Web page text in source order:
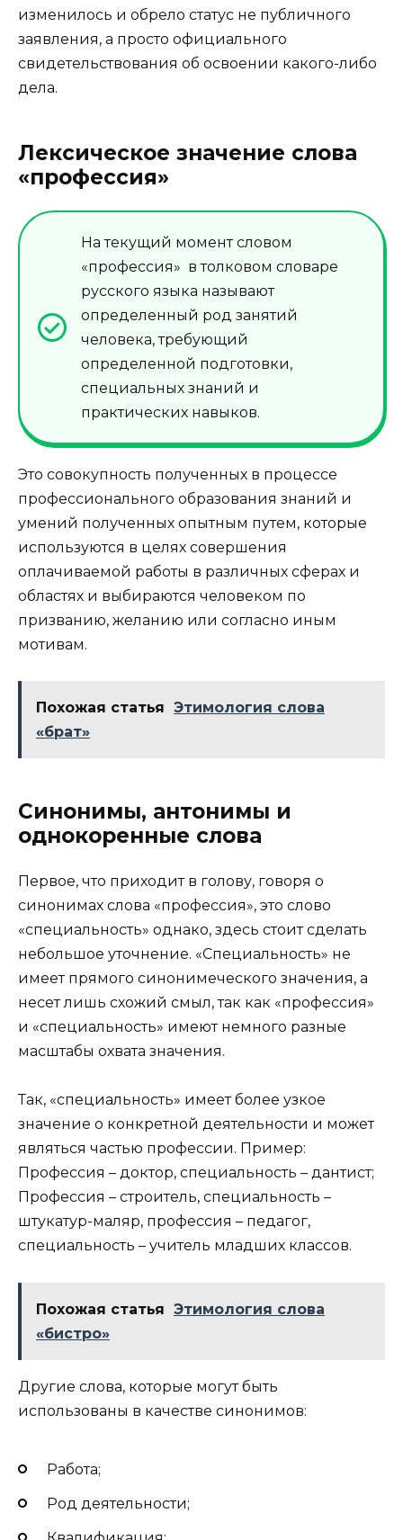
изменилось и обрело статус не публичного
заявления, а просто официального
свидетельствования об освоении какого-либо
дела.
Лексическое значение слова
«профессия»
На текущий момент словом
«профессия» в толковом словаре
русского языка называют
определенный род занятий
человека, требующий
определенной подготовки,
специальных знаний и
практических навыков.
Это совокупность полученных в процессе
профессионального образования знаний и
умений полученных опытным путем, которые
используются в целях совершения
оплачиваемой работы в различных сферах и
областях и выбираются человеком по
призванию, желанию или согласно иным
мотивам.
Похожая статья Этимология слова
«брат»
Синонимы, антонимы и
однокоренные слова
Первое, что приходит в голову, говоря о
синонимах слова «профессия», это слово
«специальность» однако, здесь стоит сделать
небольшое уточнение. «Специальность» не
имеет прямого синонимеческого значения, а
несет лишь схожий смыл, так как «профессия»
и «специальность» имеют немного разные
масштабы охвата значения.
Так, «специальность» имеет более узкое
значение о конкретной деятельности и может
являться частью профессии. Пример:
Профессия – доктор, специальность – дантист;
Профессия – строитель, специальность –
штукатур-маляр, профессия – педагог,
специальность – учитель младших классов.
Похожая статья Этимология слова
«бистро»
Другие слова, которые могут быть
использованы в качестве синонимов:
Работа;
Род деятельности;